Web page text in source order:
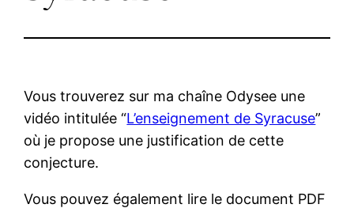
Vous trouverez sur ma chaîne Odysee une
vidéo intitulée “L’enseignement de Syracuse”
où je propose une justification de cette
conjecture.
Vous pouvez également lire le document PDF